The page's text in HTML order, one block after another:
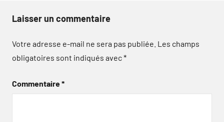
Laisser un commentaire
Votre adresse e-mail ne sera pas publiée. Les champs
obligatoires sont indiqués avec*
Commentaire*